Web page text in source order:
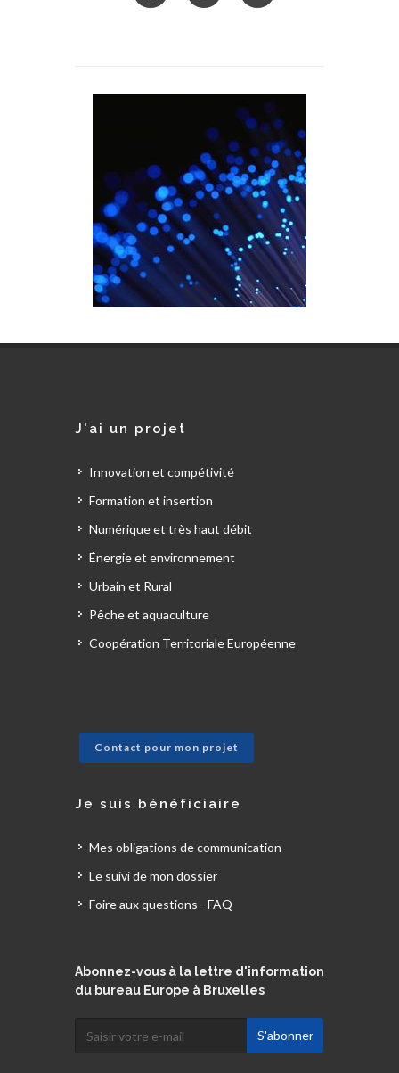
J'ai un projet
Innovation et compétivité
Formation et insertion
Numérique et très haut débit
Énergie et environnement
Urbain et Rural
Pêche et aquaculture
Coopération Territoriale Européenne
Contact pour mon projet
Je suis bénéficiaire
Mes obligations de communication
Le suivi de mon dossier
Foire aux questions - FAQ
Abonnez-vous à la lettre d'information
du bureau Europe à Bruxelles